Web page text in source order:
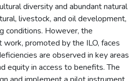
diversity and abundant natural
livestock, and oil development,
conditions. However, the
promoted by the ILO, faces
are observed in key areas
equity in access to benefits. The